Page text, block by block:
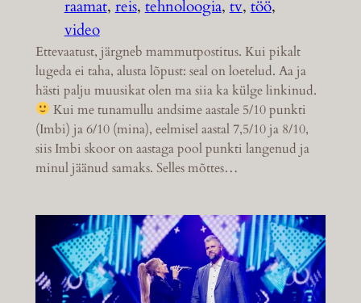
raamat, reis, tehnoloogia, tv, töö
video
Ettevaatust, järgneb mammutpostitus. Kui pikalt
lugeda ei taha, alusta lõpust: seal on loetelud. Aa ja
hästi palju muusikat olen ma siia ka külge linkinud.
Kui me tunamullu andsime aastale 5/10 punkti
(Imbi) ja 6/10 (mina), eelmisel aastal 7,5/10 ja 8/10,
siis Imbi skoor on aastaga pool punkti langenud ja
minul jäänud samaks. Selles mõttes…